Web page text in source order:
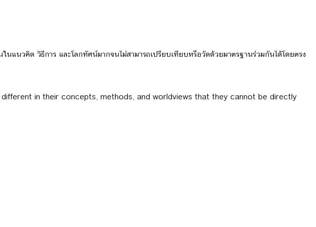
วคิด วิธีการ และโลกทัศน์มากจนไม่สามารถเปรียบเทียบหรือวัดด้วยมาตรฐานร่วมกันได้โดยตรง
in their concepts, methods, and worldviews that they cannot be directly